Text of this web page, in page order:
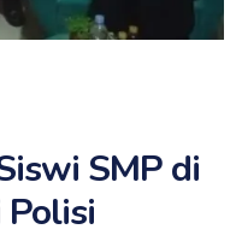
SMP di